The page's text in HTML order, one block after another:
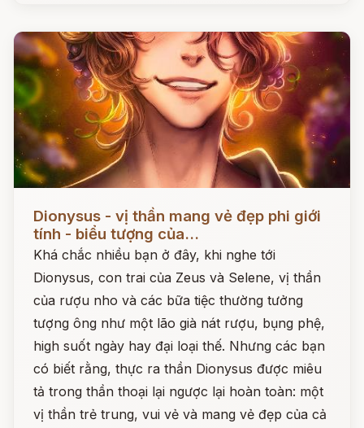
Dionysus - vị thần mang vẻ đẹp phi giới
tính - biểu tượng của...
Khá chắc nhiều bạn ở đây, khi nghe tới
Dionysus, con trai của Zeus và Selene, vị thần
của rượu nho và các bữa tiệc thường tưởng
tượng ông như một lão già nát rượu, bụng phệ,
high suốt ngày hay đại loại thế. Nhưng các bạn
có biết rằng, thực ra thần Dionysus được miêu
tả trong thần thoại lại ngược lại hoàn toàn: một
vị thần trẻ trung, vui vẻ và mang vẻ đẹp của cả